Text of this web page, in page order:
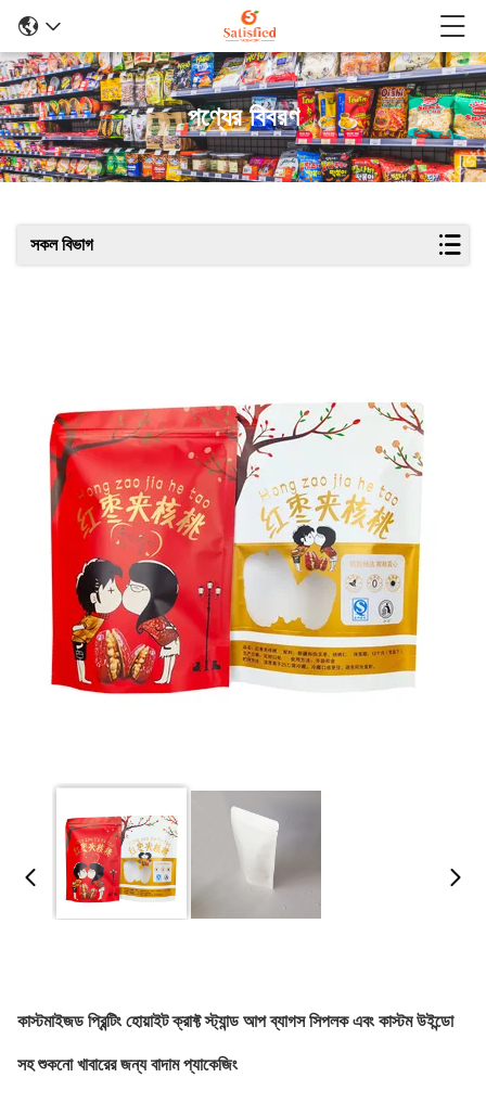
পণ্যের বিবরণ
সকল বিভাগ
কাস্টমাইজড প্রিন্টিং হোয়াইট ক্রাফ্ট স্ট্যান্ড আপ ব্যাগস সিপলক এবং কাস্টম উইন্ডো
সহ শুকনো খাবারের জন্য বাদাম প্যাকেজিং